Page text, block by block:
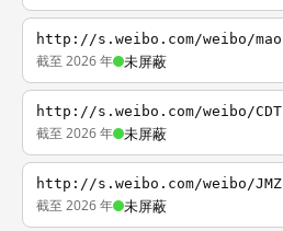
http://s.weibo.com/weibo/mao
截至 2026 年 未屏蔽
http://s.weibo.com/weibo/CDT
截至 2026 年 未屏蔽
http://s.weibo.com/weibo/JMZ
截至 2026 年 未屏蔽